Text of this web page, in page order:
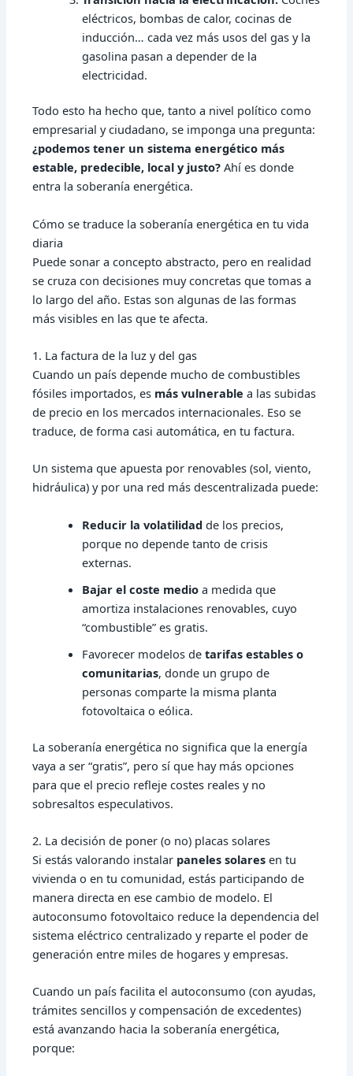
eléctricos, bombas de calor, cocinas de
inducción… cada vez más usos del gas y la
gasolina pasan a depender de la
electricidad.
Todo esto ha hecho que, tanto a nivel político como
empresarial y ciudadano, se imponga una pregunta:
¿podemos tener un sistema energético más
estable, predecible, local y justo?Ahí es donde
entra la soberanía energética.
Cómo se traduce la soberanía energética en tu vida
diaria
Puede sonar a concepto abstracto, pero en realidad
se cruza con decisiones muy concretas que tomas a
lo largo del año. Estas son algunas de las formas
más visibles en las que te afecta.
1. La factura de la luz y del gas
Cuando un país depende mucho de combustibles
fósiles importados, es más vulnerable a las subidas
de precio en los mercados internacionales. Eso se
traduce, de forma casi automática, en tu factura.
Un sistema que apuesta por renovables (sol, viento,
hidráulica) y por una red más descentralizada puede:
Reducir la volatilidad de los precios,
porque no depende tanto de crisis
externas.
Bajar el coste medio a medida que
amortiza instalaciones renovables, cuyo
“combustible” es gratis.
Favorecer modelos detarifas estables o
comunitarias, donde un grupo de
personas comparte la misma planta
fotovoltaica o eólica.
La soberanía energética no significa que la energía
vaya a ser “gratis”, pero sí que hay más opciones
para que el precio refleje costes reales y no
sobresaltos especulativos.
2. La decisión de poner (o no) placas solares
Si estás valorando instalar paneles solaresen tu
vivienda o en tu comunidad, estás participando de
manera directa en ese cambio de modelo. El
autoconsumo fotovoltaico reduce la dependencia del
sistema eléctrico centralizado y reparte el poder de
generación entre miles de hogares y empresas.
Cuando un país facilita el autoconsumo (con ayudas,
trámites sencillos y compensación de excedentes)
está avanzando hacia la soberanía energética,
porque: